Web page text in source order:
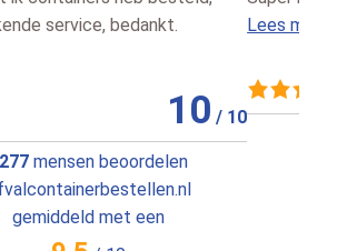
10/10
mensen beoordelen
gemiddeld met een